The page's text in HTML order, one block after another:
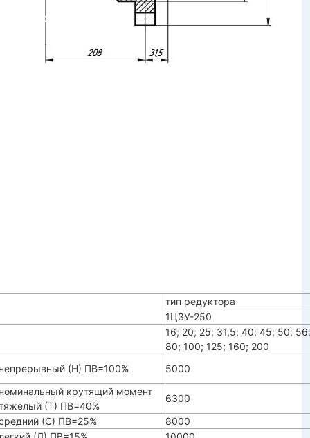
тип редуктора
1ЦЗУ-250
16; 20; 25; 31,5; 40; 45; 50;
80; 100; 125; 160; 200
(Н) ПВ=100%
5000
крутящий момент
(Т) ПВ=40%
6300
(С) ПВ=25%
8000